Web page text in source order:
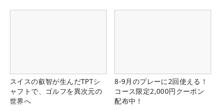
スイスの叡智が生んだTPTシ
ャフトで、ゴルフを異次元の
世界へ
8-9月のプレーに2回使える！
コース限定2,000円クーポン
配布中！